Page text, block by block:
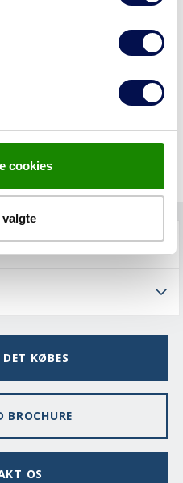
cookies
KØBES
BROCHURE
OS